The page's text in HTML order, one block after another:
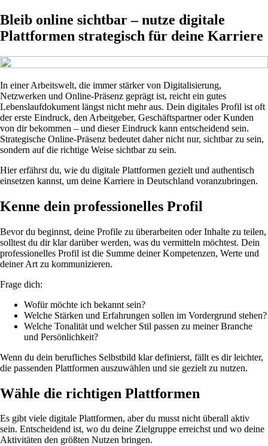
Bleib online sichtbar – nutze digitale
Plattformen strategisch für deine Karriere
In einer Arbeitswelt, die immer stärker von Digitalisierung,
Netzwerken und Online-Präsenz geprägt ist, reicht ein gutes
Lebenslaufdokument längst nicht mehr aus. Dein digitales Profil ist oft
der erste Eindruck, den Arbeitgeber, Geschäftspartner oder Kunden
von dir bekommen – und dieser Eindruck kann entscheidend sein.
Strategische Online-Präsenz bedeutet daher nicht nur, sichtbar zu sein,
sondern auf die richtige Weise sichtbar zu sein.
Hier erfährst du, wie du digitale Plattformen gezielt und authentisch
einsetzen kannst, um deine Karriere in Deutschland voranzubringen.
Kenne dein professionelles Profil
Bevor du beginnst, deine Profile zu überarbeiten oder Inhalte zu teilen,
solltest du dir klar darüber werden, was du vermitteln möchtest. Dein
professionelles Profil ist die Summe deiner Kompetenzen, Werte und
deiner Art zu kommunizieren.
Frage dich:
Wofür möchte ich bekannt sein?
Welche Stärken und Erfahrungen sollen im Vordergrund stehen?
Welche Tonalität und welcher Stil passen zu meiner Branche
und Persönlichkeit?
Wenn du dein berufliches Selbstbild klar definierst, fällt es dir leichter,
die passenden Plattformen auszuwählen und sie gezielt zu nutzen.
Wähle die richtigen Plattformen
Es gibt viele digitale Plattformen, aber du musst nicht überall aktiv
sein. Entscheidend ist, wo du deine Zielgruppe erreichst und wo deine
Aktivitäten den größten Nutzen bringen.